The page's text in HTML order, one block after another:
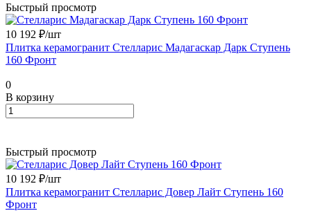
Быстрый просмотр
10 192 ₽/шт
Плитка керамогранит Стелларис Мадагаскар Дарк Ступень
160 Фронт
0
В корзину
Быстрый просмотр
10 192 ₽/шт
Плитка керамогранит Стелларис Довер Лайт Ступень 160
Фронт